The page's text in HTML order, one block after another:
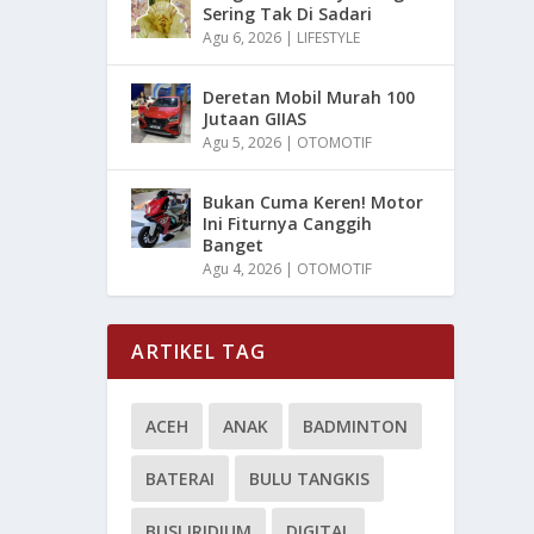
Sering Tak Di Sadari
Agu 6, 2026 | LIFESTYLE
Deretan Mobil Murah 100
Jutaan GIIAS
Agu 5, 2026 | OTOMOTIF
Bukan Cuma Keren! Motor
Ini Fiturnya Canggih
Banget
Agu 4, 2026 | OTOMOTIF
ARTIKEL TAG
ACEH ANAK BADMINTON
BATERAI BULU TANGKIS